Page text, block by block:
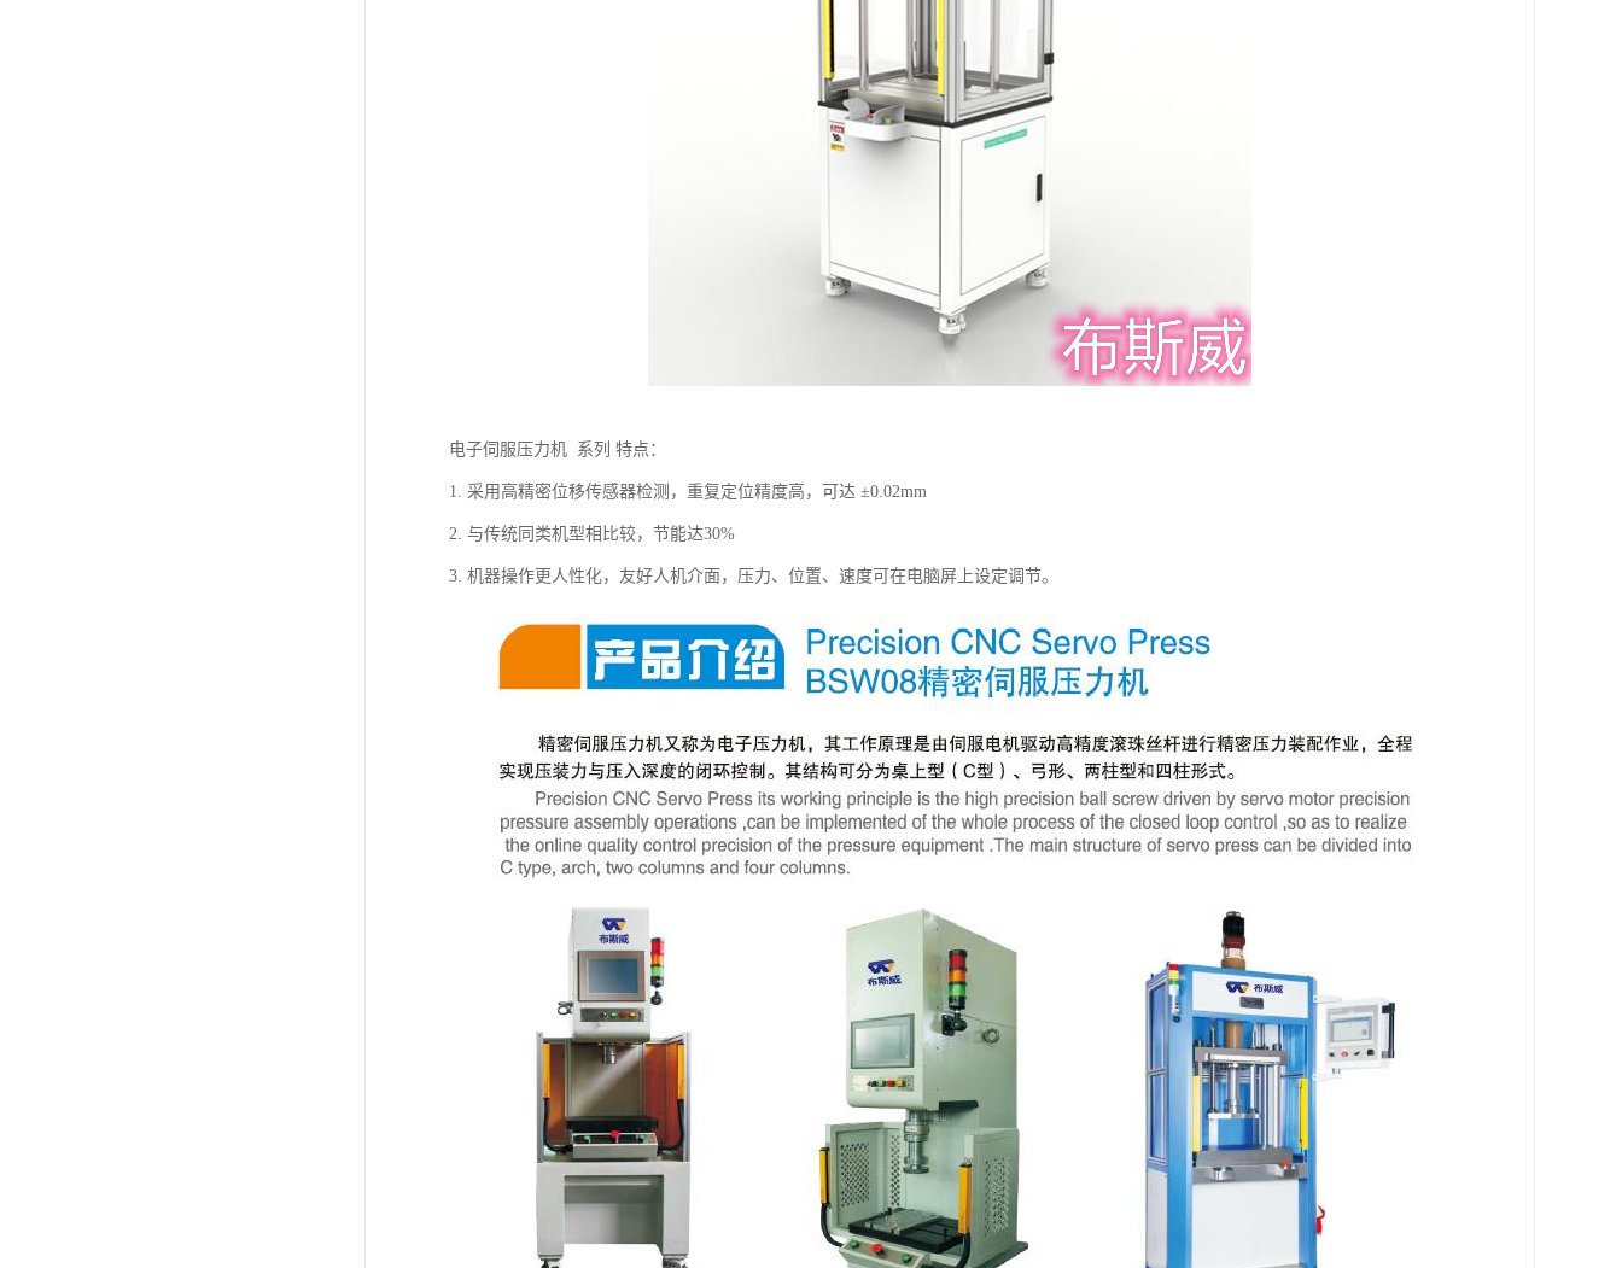
电子伺服压力机 系列 特点：
1. 采用高精密位移传感器检测，重复定位精度高，可达 ±0.02mm
2. 与传统同类机型相比较，节能达30%
3. 机器操作更人性化，友好人机介面，压力、位置、速度可在电脑屏上设定调节。